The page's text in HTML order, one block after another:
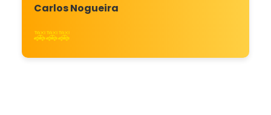
Carlos Nogueira
🚕🚕🚕